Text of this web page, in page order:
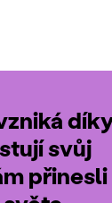
svůj
přinesli